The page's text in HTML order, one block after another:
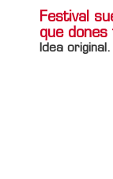
Festival
que
Idea original.